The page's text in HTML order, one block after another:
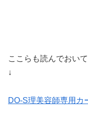
ここらも読んでおい
↓
DO-S理美容師専用カ